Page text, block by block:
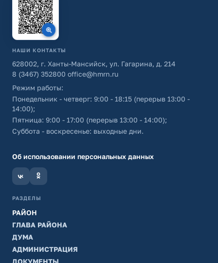
НАШИ КОНТАКТЫ
628002, г. Ханты-Мансийск, ул. Гагарина, д. 214
8 (3467) 352800 office@hmrn.ru
Режим работы:
Понедельник - четверг: 9:00 - 18:15 (перерыв 13:00 -
14:00);
Пятница: 9:00 - 17:00 (перерыв 13:00 - 14:00);
Суббота - воскресенье: выходные дни.
Об использовании персональных данных
РАЗДЕЛЫ
РАЙОН
ГЛАВА РАЙОНА
ДУМА
АДМИНИСТРАЦИЯ